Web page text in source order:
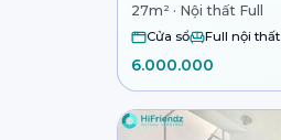
27m² · Nội thất Full
Cửa sổ Full nội thất
6.000.000